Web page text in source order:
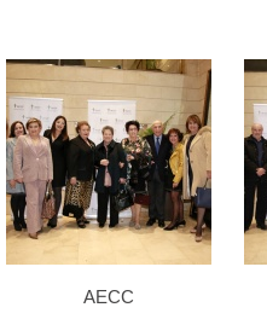
AECC